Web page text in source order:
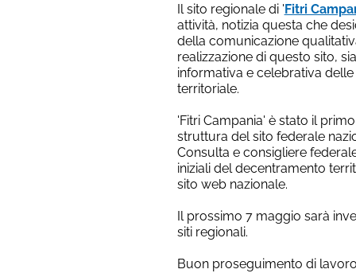
Il sito regionale di 'Fitri
attività, notizia questa che
della comunicazione
realizzazione di questo sito,
informativa e celebrativa
territoriale.
'Fitri Campania' è stato il
struttura del sito federale
Consulta e consigliere
iniziali del decentramento
sito web nazionale.
Il prossimo 7 maggio sarà
siti regionali.
Buon proseguimento di